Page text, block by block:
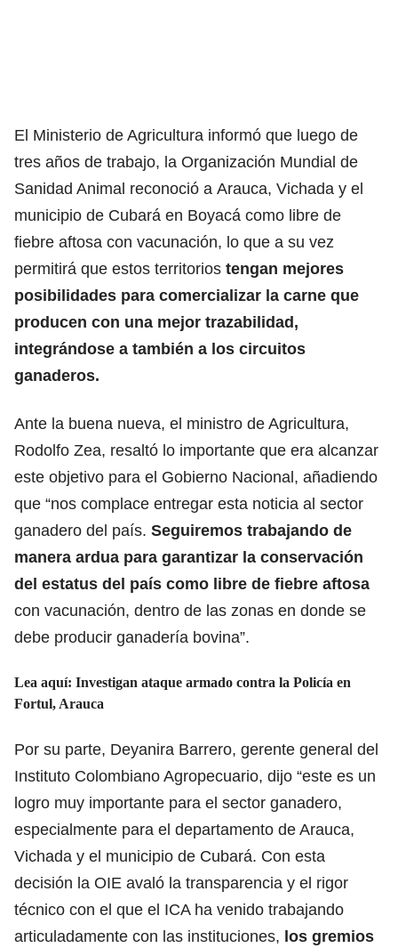
El Ministerio de Agricultura informó que luego de
tres años de trabajo, la Organización Mundial de
Sanidad Animal reconoció a Arauca, Vichada y el
municipio de Cubará en Boyacá como libre de
fiebre aftosa con vacunación, lo que a su vez
permitirá que estos territorios tengan mejores
posibilidades para comercializar la carne que
producen con una mejor trazabilidad,
integrándose a también a los circuitos
ganaderos.
Ante la buena nueva, el ministro de Agricultura,
Rodolfo Zea, resaltó lo importante que era alcanzar
este objetivo para el Gobierno Nacional, añadiendo
que “nos complace entregar esta noticia al sector
ganadero del país. Seguiremos trabajando de
manera ardua para garantizar la conservación
del estatus del país como libre de fiebre aftosa
con vacunación, dentro de las zonas en donde se
debe producir ganadería bovina”.
Lea aquí: Investigan ataque armado contra la Policía en
Fortul, Arauca
Por su parte, Deyanira Barrero, gerente general del
Instituto Colombiano Agropecuario, dijo “este es un
logro muy importante para el sector ganadero,
especialmente para el departamento de Arauca,
Vichada y el municipio de Cubará. Con esta
decisión la OIE avaló la transparencia y el rigor
técnico con el que el ICA ha venido trabajando
articuladamente con las instituciones, los gremios